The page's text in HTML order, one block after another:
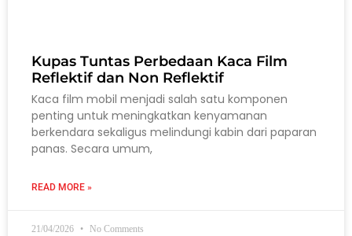
Kupas Tuntas Perbedaan Kaca Film
Reflektif dan Non Reflektif
Kaca film mobil menjadi salah satu komponen
penting untuk meningkatkan kenyamanan
berkendara sekaligus melindungi kabin dari paparan
panas. Secara umum,
READ MORE »
21/04/2026 No Comments